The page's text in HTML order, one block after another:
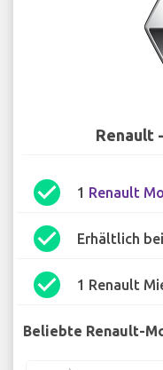
Renault
check_circle 1 Renault
check_circle Erhältlich bei
check_circle 1 Renault
Beliebte Renault-